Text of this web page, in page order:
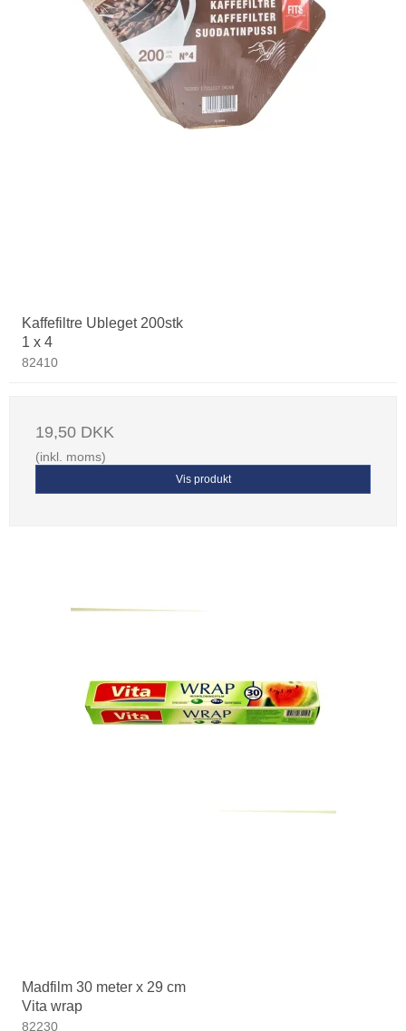
Kaffefiltre Ubleget 200stk
1 x 4
82410
19,50 DKK
(inkl. moms)
Vis produkt
Madfilm 30 meter x 29 cm
Vita wrap
82230